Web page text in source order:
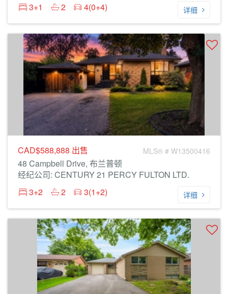
3+1
2 4(0+4) 详细
CAD$588,888 出售 MLS® # W13500416
48 Campbell Drive, 布兰普顿
经纪公司: CENTURY 21 PERCY FULTON LTD.
3+2
2 3(1+2) 详细